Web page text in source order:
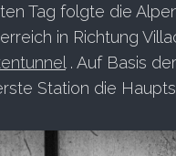
Tag folgte die
in Richtung
. Auf Basis
Station die